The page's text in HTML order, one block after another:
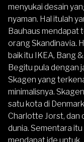
menyukai desain
nyaman. Hal itulah
Bauhaus mendapat
orang Skandinavia.
baik itu IKEA, Bang
Begitu pula dengan
Skagen yang
minimalisnya.
satu kota di
Charlotte Jorst, dan
dunia. Sementara